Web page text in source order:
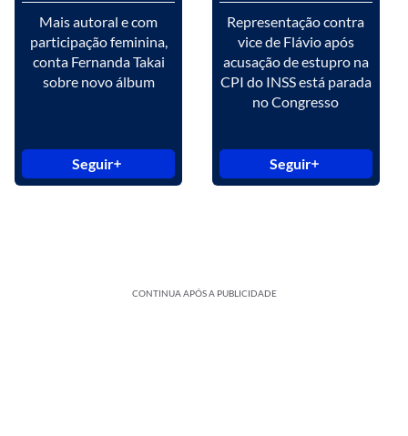
Mais autoral e com
participação feminina,
conta Fernanda Takai
sobre novo álbum
Seguir
Representação contra
vice de Flávio após
acusação de estupro na
CPI do INSS está parada
no Congresso
Seguir
CONTINUA APÓS A PUBLICIDADE